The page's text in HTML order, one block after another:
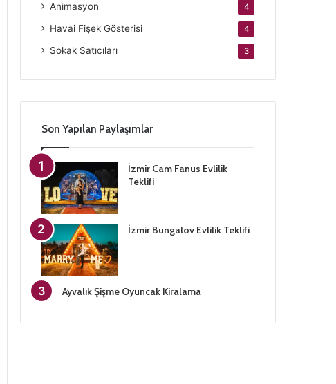
Animasyon 4
Havai Fişek Gösterisi 4
Sokak Satıcıları 3
Son Yapılan Paylaşımlar
İzmir Cam Fanus Evlilik
Teklifi
İzmir Bungalov Evlilik Teklifi
Ayvalık Şişme Oyuncak Kiralama